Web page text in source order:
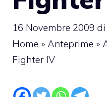
16 Novembre 2009 di
Home » Anteprime »
Fighter IV